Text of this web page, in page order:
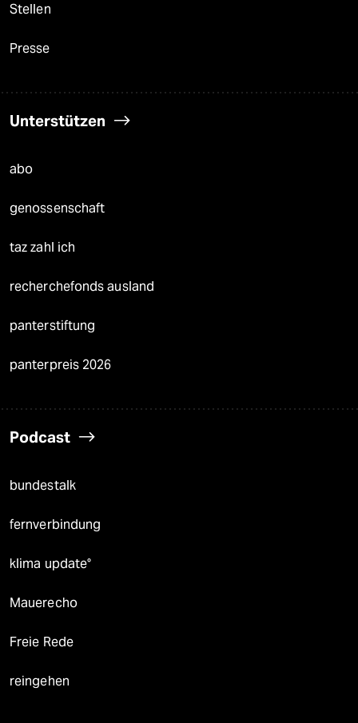
Stellen
Presse
Unterstützen
abo
genossenschaft
taz zahl ich
recherchefonds ausland
panterstiftung
panterpreis 2026
Podcast
bundestalk
fernverbindung
klima update°
Mauerecho
Freie Rede
reingehen